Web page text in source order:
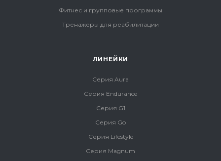
Фитнес и групповые программы
Тренажеры для реабилитации
ЛИНЕЙКИ
Серия Aura
Серия Endurance
Серия G1
Серия Go
Серия Lifestyle
Серия Magnum